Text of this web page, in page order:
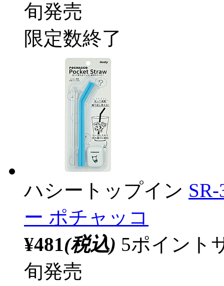
旬発売
限定数終了
ハシートップイン
ー ポチャッコ
¥481(税込) 5ポイント
旬発売